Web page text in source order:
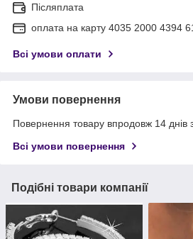
Післяплата
оплата на карту 4035 2000 4394
Всі умови оплати
Умови повернення
Повернення товару впродовж 14 днів
Всі умови повернення
Подібні товари компанії